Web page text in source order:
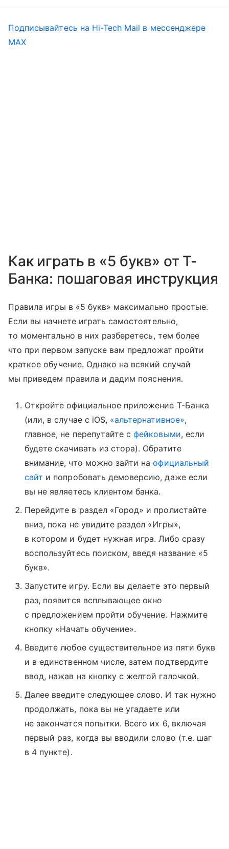
Подписывайтесь на Hi-Tech Mail в мессенджере
MAX
Как играть в «5 букв» от Т-
Банка: пошаговая инструкция
Правила игры в «5 букв» максимально простые.
Если вы начнете играть самостоятельно,
то моментально в них разберетесь, тем более
что при первом запуске вам предложат пройти
краткое обучение. Однако на всякий случай
мы приведем правила и дадим пояснения.
Откройте официальное приложение Т-Банка
(или, в случае с iOS, «альтернативное»,
главное, не перепутайте сфейковыми, если
будете скачивать из стора). Обратите
внимание, что можно зайти наофициальный
сайт и попробовать демоверсию, даже если
вы не являетесь клиентом банка.
Перейдите в раздел «Город» и пролистайте
вниз, пока не увидите раздел «Игры»,
в котором и будет нужная игра. Либо сразу
воспользуйтесь поиском, введя название «5
букв».
Запустите игру. Если вы делаете это первый
раз, появится всплывающее окно
с предложением пройти обучение. Нажмите
кнопку «Начать обучение».
Введите любое существительное из пяти букв
и в единственном числе, затем подтвердите
ввод, нажав на кнопку с желтой галочкой.
Далее введите следующее слово. И так нужно
продолжать, пока вы не угадаете или
не закончатся попытки. Всего их 6, включая
первый раз, когда вы вводили слово (т.е. шаг
в 4 пункте).